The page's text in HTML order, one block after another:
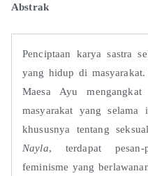
Abstrak
Penciptaan karya sastra
yang hidup di
Maesa Ayu
masyarakat yang
khususnya tentang
Nayla, terdapat pesan-
feminisme yang